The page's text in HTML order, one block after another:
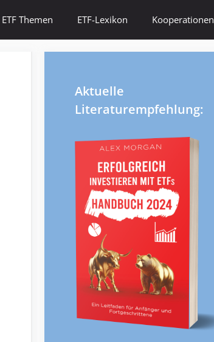
ETF Themen ETF-Lexikon Kooperationen
Aktuelle
Literaturempfehlung: